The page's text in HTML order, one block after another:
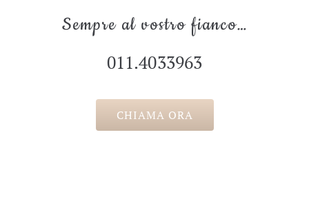
Sempre al vostro fianco…
011.4033963
CHIAMA ORA